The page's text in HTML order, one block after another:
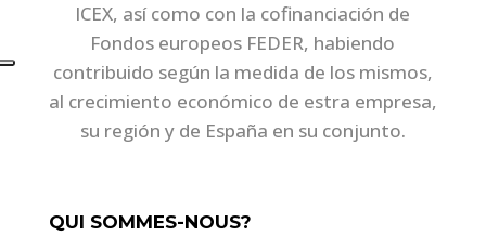
ICEX, así como con la cofinanciación de
Fondos europeos FEDER, habiendo
contribuido según la medida de los mismos,
al crecimiento económico de estra empresa,
su región y de España en su conjunto.
QUI SOMMES-NOUS?